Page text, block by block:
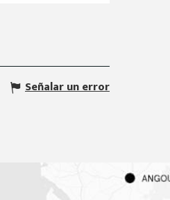
Señalar un error